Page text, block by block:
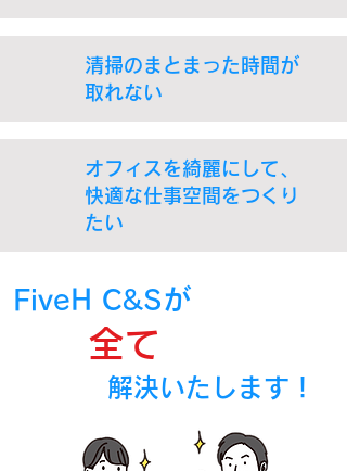
​清掃のまとまった時間が
取れない
オフィスを綺麗にして、
快適な仕事空間をつくり
たい
FiveH C&Sが
​全て
​解決いたします！